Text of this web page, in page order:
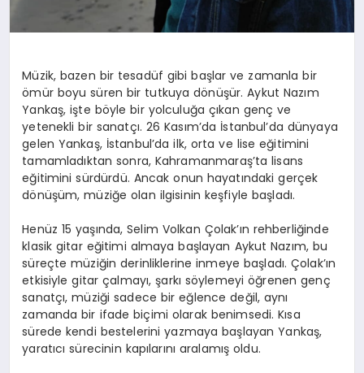
Müzik, bazen bir tesadüf gibi başlar ve zamanla bir
ömür boyu süren bir tutkuya dönüşür. Aykut Nazım
Yankaş, işte böyle bir yolculuğa çıkan genç ve
yetenekli bir sanatçı. 26 Kasım’da İstanbul’da dünyaya
gelen Yankaş, İstanbul’da ilk, orta ve lise eğitimini
tamamladıktan sonra, Kahramanmaraş’ta lisans
eğitimini sürdürdü. Ancak onun hayatındaki gerçek
dönüşüm, müziğe olan ilgisinin keşfiyle başladı.
Henüz 15 yaşında, Selim Volkan Çolak’ın rehberliğinde
klasik gitar eğitimi almaya başlayan Aykut Nazım, bu
süreçte müziğin derinliklerine inmeye başladı. Çolak’ın
etkisiyle gitar çalmayı, şarkı söylemeyi öğrenen genç
sanatçı, müziği sadece bir eğlence değil, aynı
zamanda bir ifade biçimi olarak benimsedi. Kısa
sürede kendi bestelerini yazmaya başlayan Yankaş,
yaratıcı sürecinin kapılarını aralamış oldu.